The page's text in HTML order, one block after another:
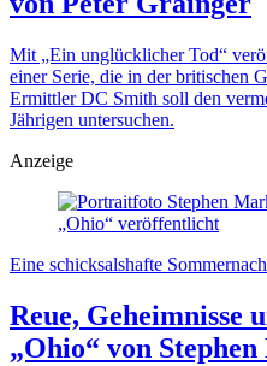
Mit „Ein unglücklicher Tod“
einer Serie, die in der britischen
Ermittler DC Smith soll den
Jährigen untersuchen.
Anzeige
Eine schicksalshafte
Reue, Geheimnisse
„Ohio“ von